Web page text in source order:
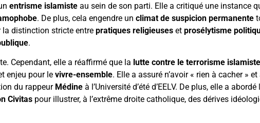
entrisme islamiste au sein de son parti. Elle a critiqué une instance
. De plus, cela engendre un climat de suspicion permanente
distinction stricte entre pratiques religieuses et prosélytisme
.
Cependant, elle a réaffirmé que la lutte contre le terrorisme islamiste
enjeu pour le vivre-ensemble. Elle a assuré n’avoir « rien à cacher »
du rappeur Médine à l’Université d’été d’EELV. De plus, elle a
Civitas pour illustrer, à l’extrême droite catholique, des dérives